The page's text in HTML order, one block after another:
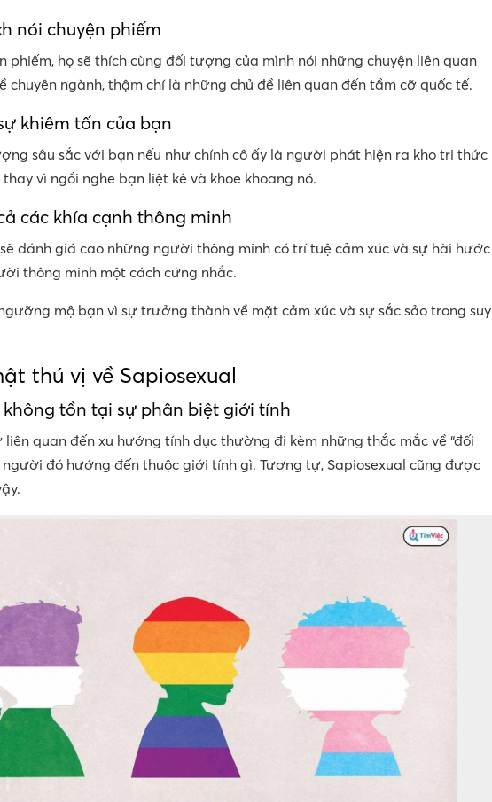
nói chuyện phiếm
phiếm, họ sẽ thích cùng đối tượng của mình nói những chuyện liên quan
chuyên ngành, thậm chí là những chủ đề liên quan đến tầm cỡ quốc tế.
khiêm tốn của bạn
sâu sắc với bạn nếu như chính cô ấy là người phát hiện ra kho tri thức
vì ngồi nghe bạn liệt kê và khoe khoang nó.
các khía cạnh thông minh
sẽ đánh giá cao những người thông minh có trí tuệ cảm xúc và sự hài hước
thông minh một cách cứng nhắc.
mộ bạn vì sự trưởng thành về mặt cảm xúc và sự sắc sảo trong suy
thú vị về Sapiosexual
không tồn tại sự phân biệt giới tính
quan đến xu hướng tính dục thường đi kèm những thắc mắc về “đối
đó hướng đến thuộc giới tính gì. Tương tự, Sapiosexual cũng được